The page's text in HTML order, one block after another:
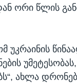
ორი წლის
უკრაინის
ახლა